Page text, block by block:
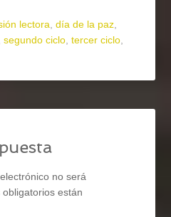
lectora,día de la paz,
segundo ciclo,tercer ciclo,
no será
están